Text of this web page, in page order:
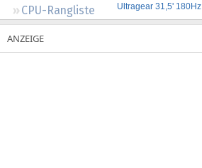
CPU-Rangliste
Ultragear 31,5' 180Hz